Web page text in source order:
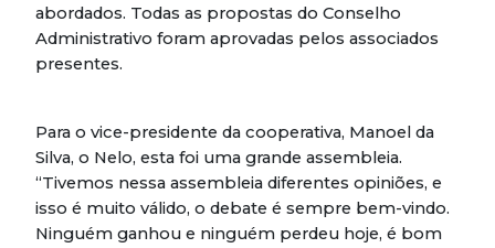
abordados. Todas as propostas do Conselho
Administrativo foram aprovadas pelos associados
presentes.
Para o vice-presidente da cooperativa, Manoel da
Silva, o Nelo, esta foi uma grande assembleia.
“Tivemos nessa assembleia diferentes opiniões, e
isso é muito válido, o debate é sempre bem-vindo.
Ninguém ganhou e ninguém perdeu hoje, é bom